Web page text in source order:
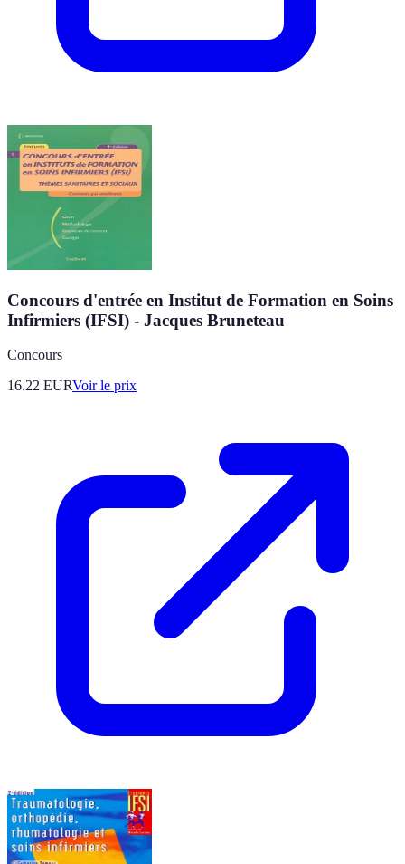
Concours d'entrée en Institut de Formation en Soins
Infirmiers (IFSI) - Jacques Bruneteau
Concours
16.22 EURVoir le prix